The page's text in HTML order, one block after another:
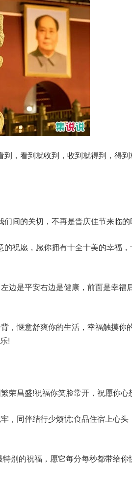
，看到就收到，收到就得到，得
间的关切，不再是晋庆佳节来临的
祝愿，愿你拥有十全十美的幸福
边是平安右边是健康，前面是幸福
，惬意舒爽你的生活，幸福触摸你
!
荣昌盛!祝福你笑脸常开，祝愿你心
，同伴结行少烦忧;食品住宿上心头
别的祝福，愿它每分每秒都带给你